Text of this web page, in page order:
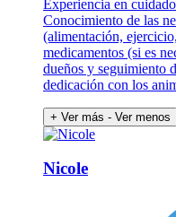
Experiencia en
Conocimiento de las
(alimentación,
medicamentos (si es
dueños y seguimiento
dedicación con los
+ Ver más - Ver menos
Nicole